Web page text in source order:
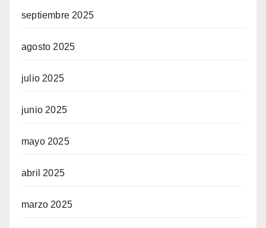
septiembre 2025
agosto 2025
julio 2025
junio 2025
mayo 2025
abril 2025
marzo 2025